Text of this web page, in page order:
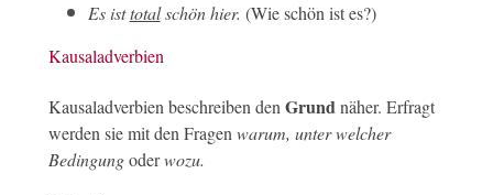
Es isttotalschön hier. (Wie schön ist es?)
Kausaladverbien
Kausaladverbien beschreiben den Grund näher. Erfragt
werden sie mit den Fragen warum, unter welcher
Bedingungoderwozu.